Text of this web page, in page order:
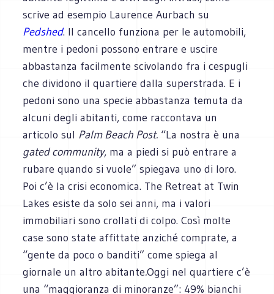
scrive ad esempio Laurence Aurbach su
Pedshed. Il cancello funziona per le automobili,
mentre i pedoni possono entrare e uscire
abbastanza facilmente scivolando fra i cespugli
che dividono il quartiere dalla superstrada. E i
pedoni sono una specie abbastanza temuta da
alcuni degli abitanti, come raccontava un
articolo sul Palm Beach Post. “La nostra è una
gated community, ma a piedi si può entrare a
rubare quando si vuole” spiegava uno di loro.
Poi c’è la crisi economica. The Retreat at Twin
Lakes esiste da solo sei anni, ma i valori
immobiliari sono crollati di colpo. Così molte
case sono state affittate anziché comprate, a
“gente da poco o banditi” come spiega al
giornale un altro abitante.Oggi nel quartiere c’è
una “maggioranza di minoranze”: 49% bianchi